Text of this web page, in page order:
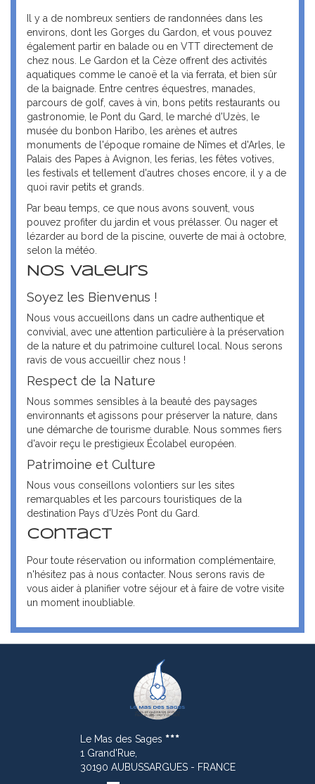
Il y a de nombreux sentiers de randonnées dans les
environs, dont les Gorges du Gardon, et vous pouvez
également partir en balade ou en VTT directement de
chez nous. Le Gardon et la Cèze offrent des activités
aquatiques comme le canoë et la via ferrata, et bien sûr
de la baignade. Entre centres équestres, manades,
parcours de golf, caves à vin, bons petits restaurants ou
gastronomie, le Pont du Gard, le marché d'Uzès, le
musée du bonbon Haribo, les arènes et autres
monuments de l'époque romaine de Nîmes et d'Arles, le
Palais des Papes à Avignon, les ferias, les fêtes votives,
les festivals et tellement d'autres choses encore, il y a de
quoi ravir petits et grands.
Par beau temps, ce que nous avons souvent, vous
pouvez profiter du jardin et vous prélasser. Ou nager et
lézarder au bord de la piscine, ouverte de mai à octobre,
selon la météo.
Nos Valeurs
Soyez les Bienvenus !
Nous vous accueillons dans un cadre authentique et
convivial, avec une attention particulière à la préservation
de la nature et du patrimoine culturel local. Nous serons
ravis de vous accueillir chez nous !
Respect de la Nature
Nous sommes sensibles à la beauté des paysages
environnants et agissons pour préserver la nature, dans
une démarche de tourisme durable. Nous sommes fiers
d'avoir reçu le prestigieux Écolabel européen.
Patrimoine et Culture
Nous vous conseillons volontiers sur les sites
remarquables et les parcours touristiques de la
destination Pays d'Uzès Pont du Gard.
Contact
Pour toute réservation ou information complémentaire,
n'hésitez pas à nous contacter. Nous serons ravis de
vous aider à planifier votre séjour et à faire de votre visite
un moment inoubliable.
Le Mas des Sages
1 Grand'Rue,
30190 AUBUSSARGUES - FRANCE